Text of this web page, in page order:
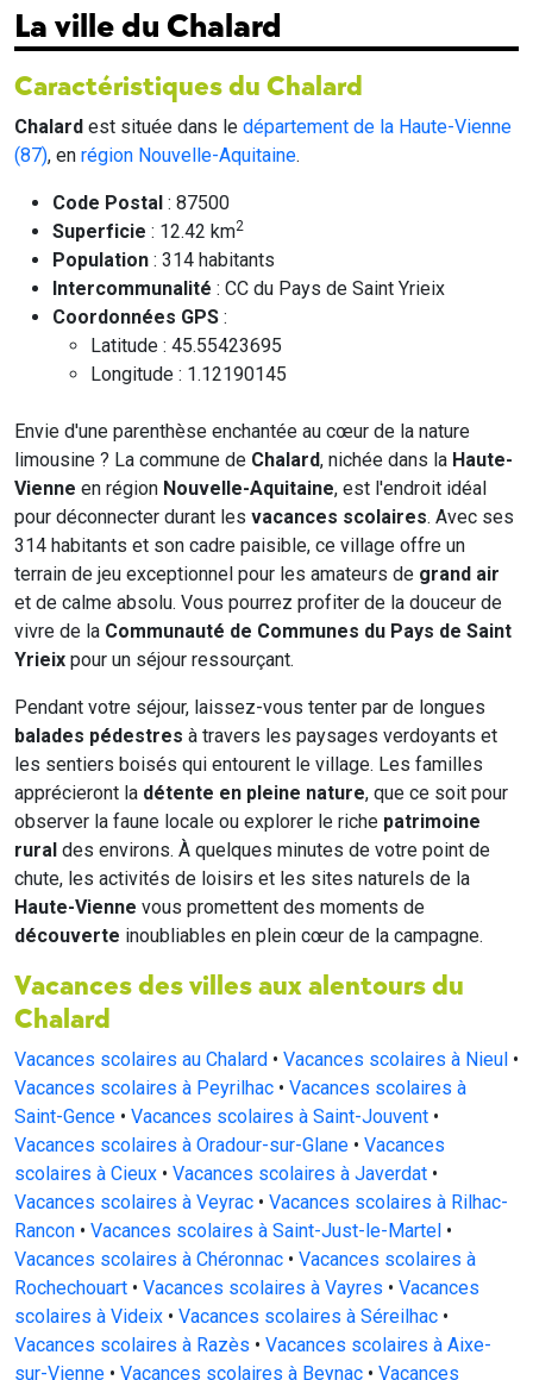
La ville du Chalard
Caractéristiques du Chalard
Chalard est située dans le département de la Haute-Vienne
(87), en région Nouvelle-Aquitaine.
Code Postal : 87500
Superficie : 12.42 km2
Population : 314 habitants
Intercommunalité : CC du Pays de Saint Yrieix
Coordonnées GPS :
Latitude : 45.55423695
Longitude : 1.12190145
Envie d'une parenthèse enchantée au cœur de la nature
limousine ? La commune de Chalard, nichée dans la Haute-
Vienne en région Nouvelle-Aquitaine, est l'endroit idéal
pour déconnecter durant les vacances scolaires. Avec ses
314 habitants et son cadre paisible, ce village offre un
terrain de jeu exceptionnel pour les amateurs de grand air
et de calme absolu. Vous pourrez profiter de la douceur de
vivre de la Communauté de Communes du Pays de Saint
Yrieix pour un séjour ressourçant.
Pendant votre séjour, laissez-vous tenter par de longues
balades pédestres à travers les paysages verdoyants et
les sentiers boisés qui entourent le village. Les familles
apprécieront la détente en pleine nature, que ce soit pour
observer la faune locale ou explorer le riche patrimoine
rural des environs. À quelques minutes de votre point de
chute, les activités de loisirs et les sites naturels de la
Haute-Vienne vous promettent des moments de
découverte inoubliables en plein cœur de la campagne.
Vacances des villes aux alentours du
Chalard
Vacances scolaires au Chalard • Vacances scolaires à Nieul •
Vacances scolaires à Peyrilhac • Vacances scolaires à
Saint-Gence • Vacances scolaires à Saint-Jouvent •
Vacances scolaires à Oradour-sur-Glane • Vacances
scolaires à Cieux • Vacances scolaires à Javerdat •
Vacances scolaires à Veyrac • Vacances scolaires à Rilhac-
Rancon • Vacances scolaires à Saint-Just-le-Martel •
Vacances scolaires à Chéronnac • Vacances scolaires à
Rochechouart • Vacances scolaires à Vayres • Vacances
scolaires à Videix • Vacances scolaires à Séreilhac •
Vacances scolaires à Razès • Vacances scolaires à Aixe-
sur-Vienne • Vacances scolaires à Beynac • Vacances